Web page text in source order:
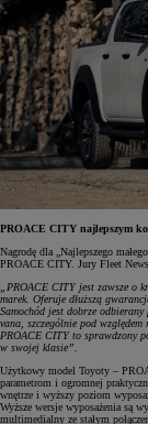
PROACE CITY najlepszym
Nagrodę dla „Najlepszego
PROACE CITY. Jury Fleet
„PROACE CITY jest zawsze o
marek. Oferuje dłuższą
Samochód jest dobrze
vana, szczególnie pod względem
PROACE CITY to sprawdzony
w swojej klasie”.
Użytkowy model Toyoty –
parametrom i ogromnej
wnętrze i wyższy poziom
Wyższe wersje wyposażenia są
multimedialny ze stałym